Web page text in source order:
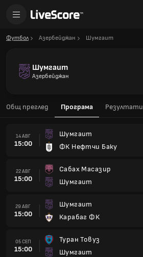
Футбол Азербейджан Шумгаит
Шумгаит
Азербейджан
Общ преглед Програма Резултати
14 АВГ
15:00
Шумгаит
ФК Нефтчи Баку
22 АВГ
15:00
Сабах Масазир
Шумгаит
29 АВГ
15:00
Шумгаит
Карабаг ФК
05 СЕП
15:00
Туран Товуз
Шумгаит